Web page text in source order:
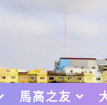
馬高之友